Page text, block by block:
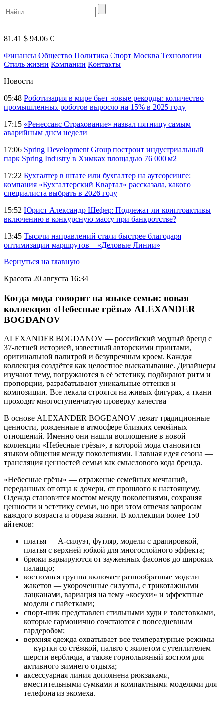
81.41 $ 94.06 €
Финансы Общество Политика Спорт Москва Технологии
Стиль жизни Компании Контакты
Новости
05:48 Роботизация в мире бьет новые рекорды: количество
промышленных роботов выросло на 15% в 2025 году
17:15 «Ренессанс Страхование» назвал пятницу самым
аварийным днем недели
17:06 Spring Development Group построит индустриальный
парк Spring Industry в Химках площадью 76 000 м2
17:22 Бухгалтер в штате или бухгалтер на аутсорсинге:
компания «Бухгалтерский Квартал» рассказала, какого
специалиста выбрать в 2026 году
15:52 Юрист Александр Шефер: Подлежат ли криптоактивы
включению в конкурсную массу при банкротстве?
13:45 Тысячи направлений стали быстрее благодаря
оптимизации маршрутов – «Деловые Линии»
Вернуться на главную
Красота 20 августа 16:34
Когда мода говорит на языке семьи: новая
коллекция «Небесные грёзы» ALEXANDER
BOGDANOV
ALEXANDER BOGDANOV — российский модный бренд с
37-летней историей, известный авторскими принтами,
оригинальной палитрой и безупречным кроем. Каждая
коллекция создаётся как целостное высказывание. Дизайнеры
изучают тему, погружаются в её эстетику, подбирают ритм и
пропорции, разрабатывают уникальные оттенки и
композиции. Все лекала строятся на живых фигурах, а ткани
проходят многоступенчатую проверку качества.
В основе ALEXANDER BOGDANOV лежат традиционные
ценности, рожденные в атмосфере близких семейных
отношений. Именно они нашли воплощение в новой
коллекции «Небесные грёзы», в которой мода становится
языком общения между поколениями. Главная идея сезона —
трансляция ценностей семьи как смыслового кода бренда.
«Небесные грёзы» — отражение семейных мечтаний,
переданных от отца к дочери, от прошлого к настоящему.
Одежда становится мостом между поколениями, сохраняя
ценности и эстетику семьи, но при этом отвечая запросам
каждого возраста и образа жизни. В коллекции более 150
айтемов:
платья — А-силуэт, футляр, модели с драпировкой,
платья с верхней юбкой для многослойного эффекта;
брюки варьируются от зауженных фасонов до широких
палаццо;
костюмная группа включает разнообразные модели
жакетов — укороченные силуэты, с трикотажными
лацканами, вариация на тему «косухи» и эффектные
модели с пайетками;
спорт-шик представлен стильными худи и толстовками,
которые гармонично сочетаются с повседневным
гардеробом;
верхняя одежда охватывает все температурные режимы
— куртки со стёжкой, пальто с жилетом с утеплителем
шерсти верблюда, а также горнолыжный костюм для
активного зимнего отдыха;
аксессуарная линия дополнена рюкзаками,
вместительными сумками и компактными моделями для
телефона из экомеха.